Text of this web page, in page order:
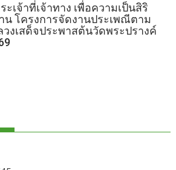
เจ้าที่เจ้าทาง เพื่อความเป็นสิริ
น โครงการจัดงานประเพณีตาม
งเสด็จประพาสต้นวัดพระปรางค์